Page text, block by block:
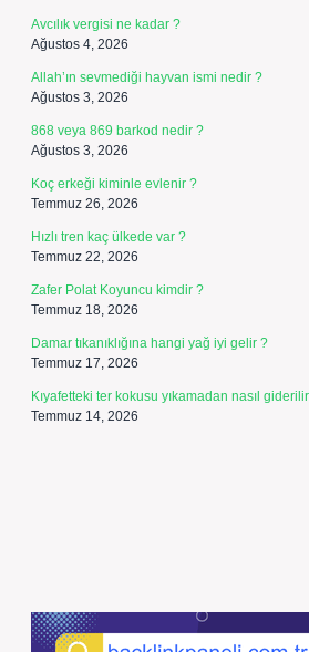
Avcılık vergisi ne kadar ?
Ağustos 4, 2026
Allah’ın sevmediği hayvan ismi nedir ?
Ağustos 3, 2026
868 veya 869 barkod nedir ?
Ağustos 3, 2026
Koç erkeği kiminle evlenir ?
Temmuz 26, 2026
Hızlı tren kaç ülkede var ?
Temmuz 22, 2026
Zafer Polat Koyuncu kimdir ?
Temmuz 18, 2026
Damar tıkanıklığına hangi yağ iyi gelir ?
Temmuz 17, 2026
Kıyafetteki ter kokusu yıkamadan nasıl
Temmuz 14, 2026